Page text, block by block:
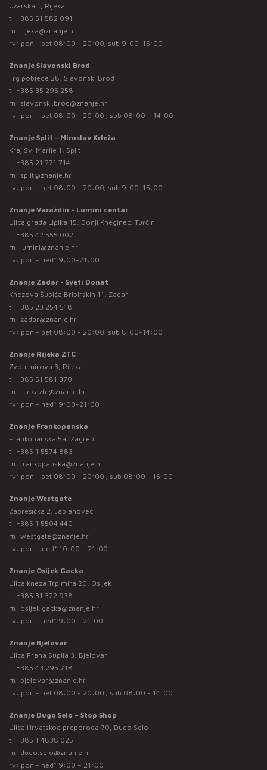
Užarska 1, Rijeka
t: +385 51 582 091
m: rijeka@znanje.hr
rv: pon - pet 08:00 - 20:00; sub 9:00-15:00
Znanje Slavonski Brod
Trg pobjede 28, Slavonski Brod
t: +385 35 295 258
m: slavonski.brod@znanje.hr
rv: pon - pet 08:00 - 20:00 ; sub 08:00 – 14:00
Znanje Split - Miroslav Krleža
Kraj Sv. Marije 1, Split
t: +385 21 271 714
m: split@znanje.hr
rv: pon - pet 08:00 - 20:00; sub 9:00-15:00
Znanje Varaždin - Lumini centar
Ulica grada Lipika 15, Donji Kneginec, Turčin
t: +385 42 555 002
m: lumini@znanje.hr
rv: pon - ned* 9:00-21:00
Znanje Zadar - Sveti Donat
Knezova Šubića Bribirskih 11, Zadar
t: +385 23 254 518
m: zadar@znanje.hr
rv: pon - pet 08:00 - 20:00; sub 8:00-14:00
Znanje Rijeka ZTC
Zvonimirova 3, Rijeka
t: +385 51 581 370
m: rijekaztc@znanje.hr
rv: pon - ned* 9:00-21:00
Znanje Frankopanska
Frankopanska 5a, Zagreb
t: +385 1 5574 883
m: frankopanska@znanje.hr
rv: pon - pet 08:00 - 20:00 ; sub 08:00 - 15:00
Znanje Westgate
Zaprešićka 2, Jablanovec
t: +385 1 5504 440
m: westgate@znanje.hr
rv: pon – ned* 10:00 – 21:00
Znanje Osijek Gacka
Ulica kneza Trpimira 20, Osijek
t: +385 31 322 938
m: osijek.gacka@znanje.hr
rv: pon - ned* 9:00 - 21:00
Znanje Bjelovar
Ulica Frana Supila 3, Bjelovar
t: +385 43 295 718
m: bjelovar@znanje.hr
rv: pon - pet 08:00 - 20:00 ; sub 08:00 - 14:00
Znanje Dugo Selo – Stop Shop
Ulica Hrvatskog preporoda 70, Dugo Selo
t: +385 1 4838 025
m: dugo.selo@znanje.hr
rv: pon - ned* 9:00 – 21:00